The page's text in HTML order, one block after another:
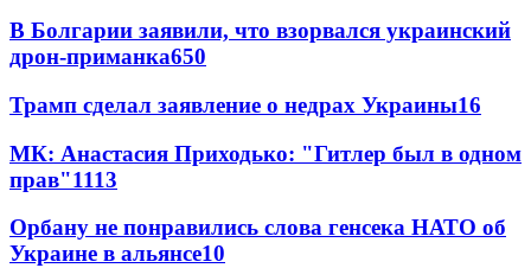
В Болгарии заявили, что взорвался украинский
дрон-приманка650
Трамп сделал заявление о недрах Украины16
МК: Анастасия Приходько: "Гитлер был в одном
прав"1113
Орбану не понравились слова генсека НАТО об
Украине в альянсе10